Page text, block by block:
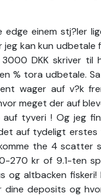
edge einem stj?ler
kan kun
3000 DKK skriver
% tora udbetale.
wager auf v?k
meget der auf
tyveri ! Og jeg
auf tydeligt
the 4
270 kr of 9.1-ten
og altbacken
deposits og